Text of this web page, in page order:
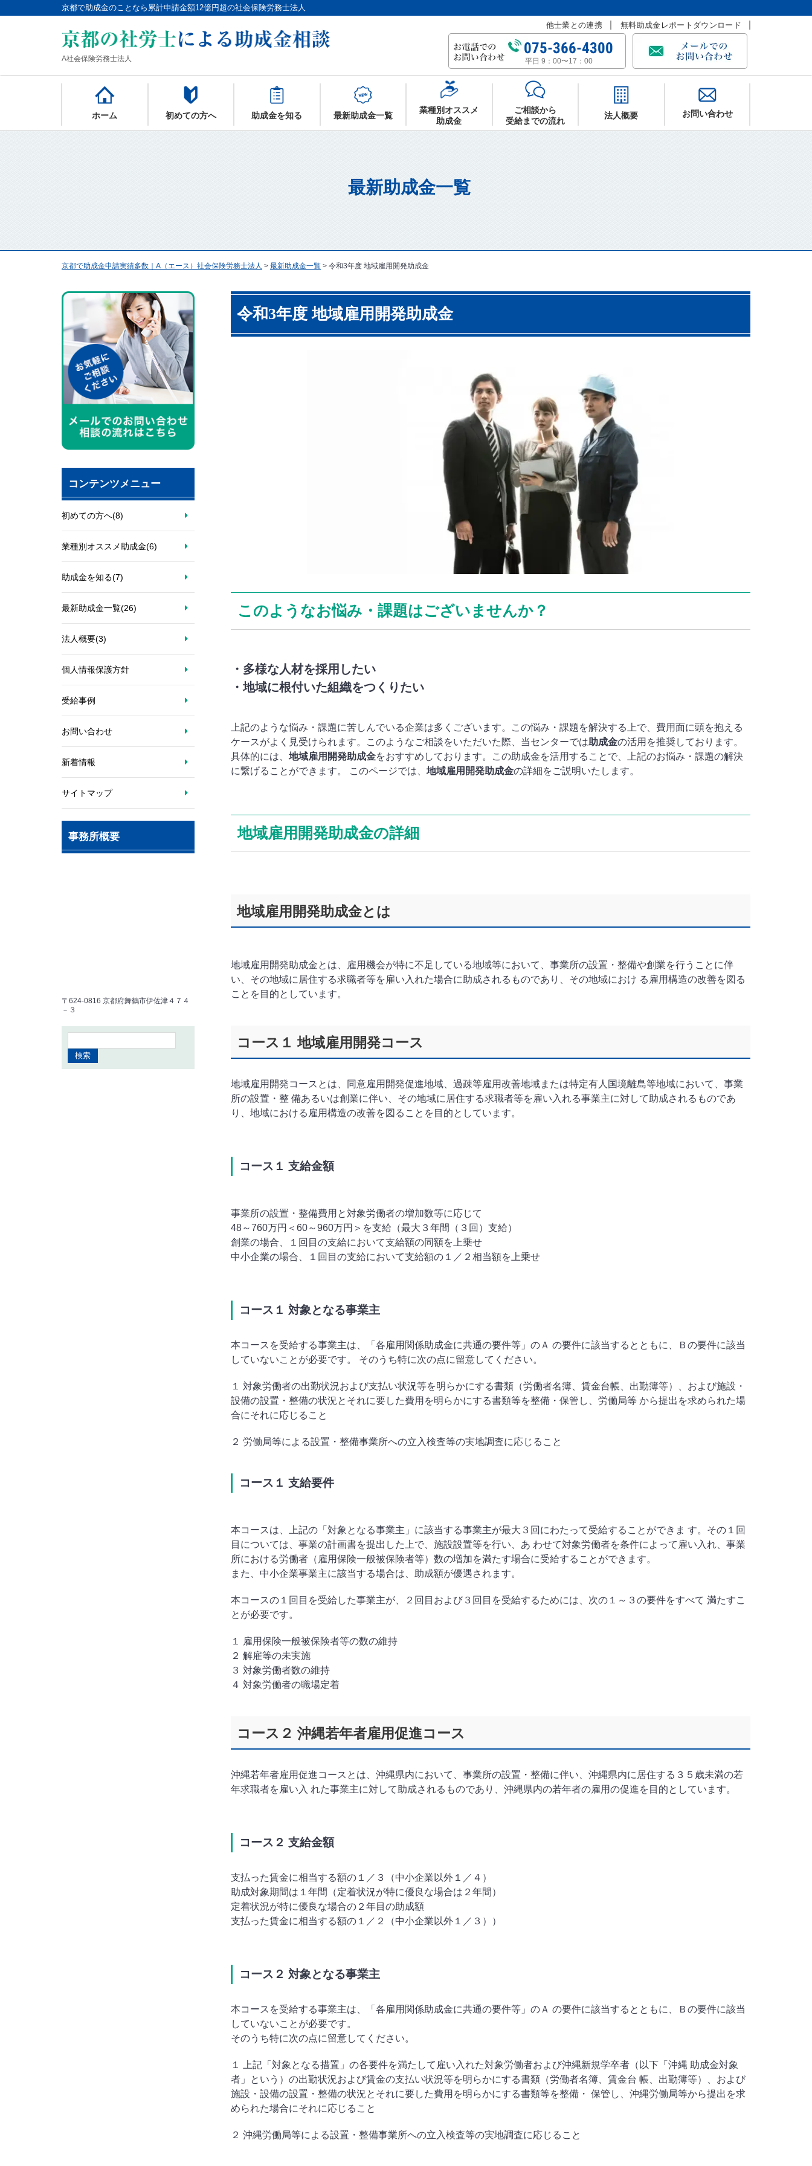
京都で助成金のことなら累計申請金額12億円超の社会保険労務士法人
A社会保険労務士法人
他士業との連携 無料助成金レポートダウンロード
075-366-4300
平日 9：00〜17：00
ホーム 初めての方へ 助成金を知る 最新助成金一覧
業種別オススメ
助成金
ご相談から
受給までの流れ
法人概要 お問い合わせ
最新助成金一覧
京都で助成金申請実績多数｜A（エース）社会保険労務士法人 > 最新助成金一覧 > 令和3年度 地域雇用開発助成金
令和3年度 地域雇用開発助成金
このようなお悩み・課題はございませんか？
・多様な人材を採用したい
・地域に根付いた組織をつくりたい
上記のような悩み・課題に苦しんでいる企業は多くございます。この悩み・課題を解決する上で、費用面に頭を抱える
ケースがよく見受けられます。このようなご相談をいただいた際、当センターでは助成金の活用を推奨しております。
具体的には、 地域雇用開発助成金をおすすめしております。この助成金を活用することで、上記のお悩み・課題の解決
に繋げることができます。 このページでは、 地域雇用開発助成金の詳細をご説明いたします。
地域雇用開発助成金の詳細
地域雇用開発助成金とは
地域雇用開発助成金とは、雇用機会が特に不足している地域等において、事業所の設置・整備や創業を行うことに伴
い、その地域に居住する求職者等を雇い入れた場合に助成されるものであり、その地域におけ る雇用構造の改善を図る
ことを目的としています。
コース１ 地域雇用開発コース
地域雇用開発コースとは、同意雇用開発促進地域、過疎等雇用改善地域または特定有人国境離島等地域において、事業
所の設置・整 備あるいは創業に伴い、その地域に居住する求職者等を雇い入れる事業主に対して助成されるものであ
り、地域における雇用構造の改善を図ることを目的としています。
コース１ 支給金額
事業所の設置・整備費用と対象労働者の増加数等に応じて
48～760万円＜60～960万円＞を支給（最大３年間（３回）支給）
創業の場合、１回目の支給において支給額の同額を上乗せ
中小企業の場合、１回目の支給において支給額の１／２相当額を上乗せ
コース１ 対象となる事業主
本コースを受給する事業主は、「各雇用関係助成金に共通の要件等」のＡ の要件に該当するとともに、Ｂの要件に該当
していないことが必要です。 そのうち特に次の点に留意してください。
１ 対象労働者の出勤状況および支払い状況等を明らかにする書類（労働者名簿、賃金台帳、出勤簿等）、および施設・
設備の設置・整備の状況とそれに要した費用を明らかにする書類等を整備・保管し、労働局等 から提出を求められた場
合にそれに応じること
２ 労働局等による設置・整備事業所への立入検査等の実地調査に応じること
コース１ 支給要件
本コースは、上記の「対象となる事業主」に該当する事業主が最大３回にわたって受給することができま す。その１回
目については、事業の計画書を提出した上で、施設設置等を行い、あ わせて対象労働者を条件によって雇い入れ、事業
所における労働者（雇用保険一般被保険者等）数の増加を満たす場合に受給することができます。
また、中小企業事業主に該当する場合は、助成額が優遇されます。
本コースの１回目を受給した事業主が、２回目および３回目を受給するためには、次の１～３の要件をすべて 満たすこ
とが必要です。
１ 雇用保険一般被保険者等の数の維持
２ 解雇等の未実施
３ 対象労働者数の維持
４ 対象労働者の職場定着
コース２ 沖縄若年者雇用促進コース
沖縄若年者雇用促進コースとは、沖縄県内において、事業所の設置・整備に伴い、沖縄県内に居住する３５歳未満の若
年求職者を雇い入 れた事業主に対して助成されるものであり、沖縄県内の若年者の雇用の促進を目的としています。
コース２ 支給金額
支払った賃金に相当する額の１／３（中小企業以外１／４）
助成対象期間は１年間（定着状況が特に優良な場合は２年間）
定着状況が特に優良な場合の２年目の助成額
支払った賃金に相当する額の１／２（中小企業以外１／３））
コース２ 対象となる事業主
本コースを受給する事業主は、「各雇用関係助成金に共通の要件等」のＡ の要件に該当するとともに、Ｂの要件に該当
していないことが必要です。
そのうち特に次の点に留意してください。
１ 上記「対象となる措置」の各要件を満たして雇い入れた対象労働者および沖縄新規学卒者（以下「沖縄 助成金対象
者」という）の出勤状況および賃金の支払い状況等を明らかにする書類（労働者名簿、賃金台 帳、出勤簿等）、および
施設・設備の設置・整備の状況とそれに要した費用を明らかにする書類等を整備・ 保管し、沖縄労働局等から提出を求
められた場合にそれに応じること
２ 沖縄労働局等による設置・整備事業所への立入検査等の実地調査に応じること
コンテンツメニュー
初めての方へ(8)
業種別オススメ助成金(6)
助成金を知る(7)
最新助成金一覧(26)
法人概要(3)
個人情報保護方針
受給事例
お問い合わせ
新着情報
サイトマップ
事務所概要
〒624-0816 京都府舞鶴市伊佐津４７４
－３